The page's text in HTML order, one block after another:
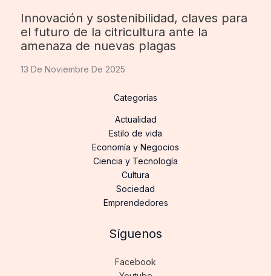
Innovación y sostenibilidad, claves para
el futuro de la citricultura ante la
amenaza de nuevas plagas
13 De Noviembre De 2025
Categorías
Actualidad
Estilo de vida
Economía y Negocios
Ciencia y Tecnología
Cultura
Sociedad
Emprendedores
Síguenos
Facebook